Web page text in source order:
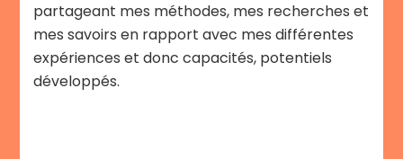
partageant mes méthodes, mes recherches et
mes savoirs en rapport avec mes différentes
expériences et donc capacités, potentiels
développés.